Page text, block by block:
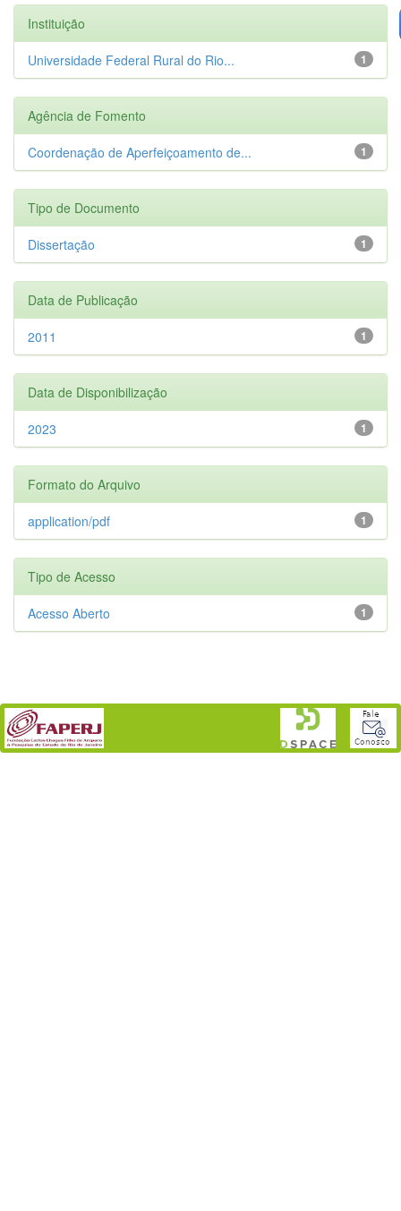
Instituição
1
Universidade Federal Rural do Rio...
Agência de Fomento
1
Coordenação de Aperfeiçoamento de...
Tipo de Documento
1
Dissertação
Data de Publicação
1
2011
Data de Disponibilização
1
2023
Formato do Arquivo
1
application/pdf
Tipo de Acesso
1
Acesso Aberto